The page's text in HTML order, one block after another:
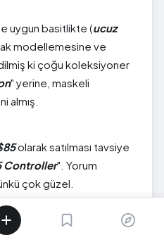
uygun basitlikte (ucuz
modellemesine ve
ki çoğu koleksiyoner
" yerine, maskeli
almış.
olarak satılması tavsiye
Controller". Yorum
çok güzel.